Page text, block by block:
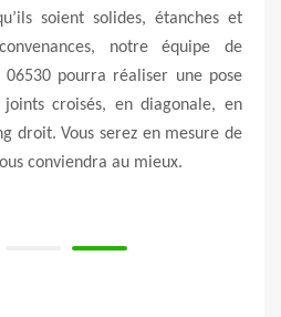
soient solides, étanches et
notre équipe de
pourra réaliser une pose
croisés, en diagonale, en
droit. Vous serez en mesure de
conviendra au mieux.